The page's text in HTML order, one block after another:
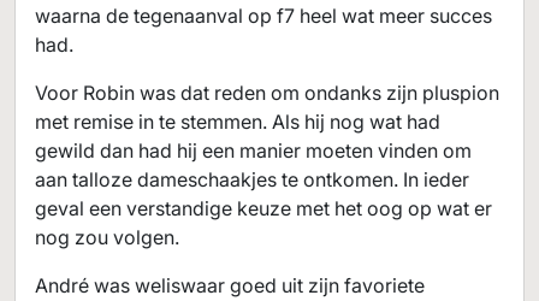
waarna de tegenaanval op f7 heel wat meer succes
had.
Voor Robin was dat reden om ondanks zijn pluspion
met remise in te stemmen. Als hij nog wat had
gewild dan had hij een manier moeten vinden om
aan talloze dameschaakjes te ontkomen. In ieder
geval een verstandige keuze met het oog op wat er
nog zou volgen.
André was weliswaar goed uit zijn favoriete